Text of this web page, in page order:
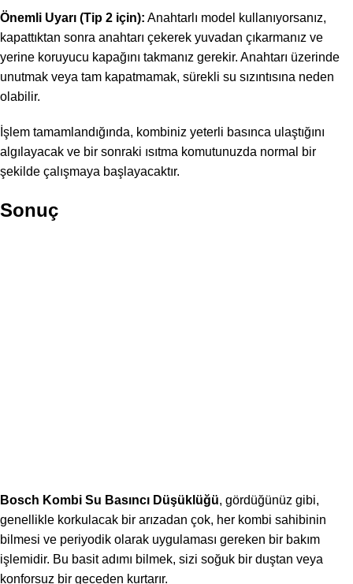
Önemli Uyarı (Tip 2 için): Anahtarlı model kullanıyorsanız,
kapattıktan sonra anahtarı çekerek yuvadan çıkarmanız ve
yerine koruyucu kapağını takmanız gerekir. Anahtarı üzerinde
unutmak veya tam kapatmamak, sürekli su sızıntısına neden
olabilir.
İşlem tamamlandığında, kombiniz yeterli basınca ulaştığını
algılayacak ve bir sonraki ısıtma komutunuzda normal bir
şekilde çalışmaya başlayacaktır.
Sonuç
Bosch Kombi Su Basıncı Düşüklüğü, gördüğünüz gibi,
genellikle korkulacak bir arızadan çok, her kombi sahibinin
bilmesi ve periyodik olarak uygulaması gereken bir bakım
işlemidir. Bu basit adımı bilmek, sizi soğuk bir duştan veya
konforsuz bir geceden kurtarır.